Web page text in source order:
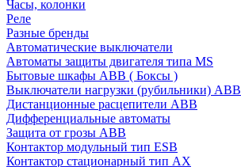
Часы, колонки
Реле
Разные бренды
Автоматические выключатели
Автоматы защиты двигателя типа MS
Бытовые шкафы ABB ( Боксы )
Выключатели нагрузки (рубильники) ABB
Дистанционные расцепители ABB
Дифференциальные автоматы
Защита от грозы ABB
Контактор модульный тип ESB
Контактор стационарный тип AX